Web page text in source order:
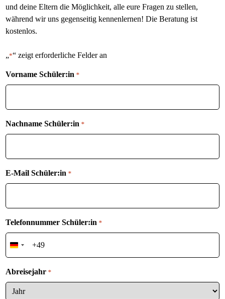
und deine Eltern die Möglichkeit, alle eure Fragen zu stellen,
während wir uns gegenseitig kennenlernen! Die Beratung ist
kostenlos.
„*“ zeigt erforderliche Felder an
Vorname Schüler:in *
Nachname Schüler:in *
E-Mail Schüler:in *
Telefonnummer Schüler:in *
Germany
+49
Abreisejahr *